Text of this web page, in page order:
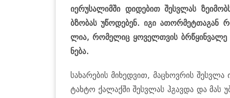
იე­რუ­სა­ლიმ­ში დი­დე­ბით შეს­ვლას
ბზო­ბას უწო­დე­ბენ. იგი ათორ­მეტ­თა­გან
ლია, რო­მე­ლიც ყო­ველ­თვის ბრწყინ­ვა­ლე
ნე­ბა.
სა­ხა­რე­ბის მი­ხედ­ვით, მა­ცხოვ­რის
ტახ­ტო ქა­ლაქ­ში შეს­ვლას ჰგავ­და და მას